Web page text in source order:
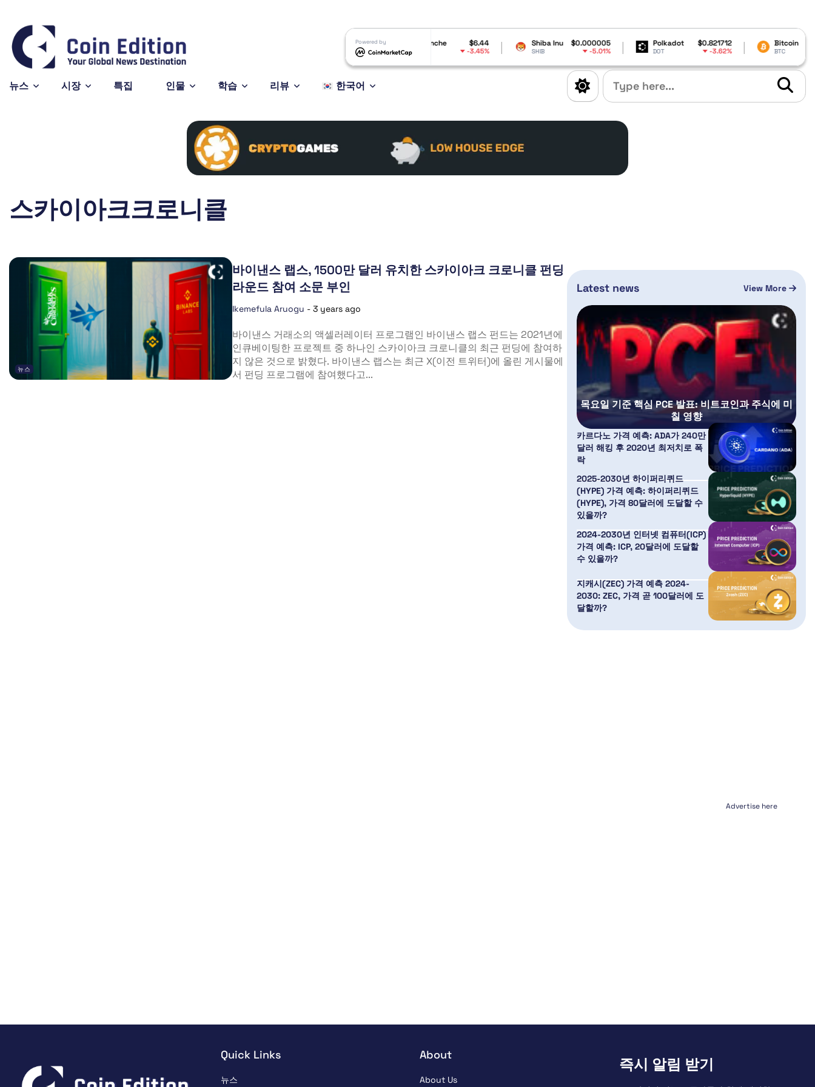
Powered by
BNB $590.64
BNB -1.61%
Cardano $0.205530
ADA
Avalanche $6.44
AVAX -3.45%
Shiba Inu $0.000005
SHIB -5.01%
Polkadot $0.821712
-3.62%
Bitcoin
BTC
뉴스 시장 특집 인물 학습 리뷰 한국어
스카이아크크로니클
뉴스
바이낸스 랩스, 1500만 달러 유치한 스카이아크 크로니클 펀딩
라운드 참여 소문 부인
Ikemefula Aruogu - 3 years ago
바이낸스 거래소의 액셀러레이터 프로그램인 바이낸스 랩스 펀드는 2021년에
인큐베이팅한 프로젝트 중 하나인 스카이아크 크로니클의 최근 펀딩에 참여하
지 않은 것으로 밝혔다. 바이낸스 랩스는 최근 X(이전 트위터)에 올린 게시물에
서 펀딩 프로그램에 참여했다고...
Latest news View More
목요일 기준 핵심 PCE 발표: 비트코인과 주식에 미
칠 영향
카르다노 가격 예측: ADA가 240만
달러 해킹 후 2020년 최저치로 폭
락
2025-2030년 하이퍼리퀴드
(HYPE) 가격 예측: 하이퍼리퀴드
(HYPE), 가격 80달러에 도달할 수
있을까?
2024-2030년 인터넷 컴퓨터(ICP)
가격 예측: ICP, 20달러에 도달할
수 있을까?
지캐시(ZEC) 가격 예측 2024-
2030: ZEC, 가격 곧 100달러에 도
달할까?
Advertise here
Quick Links
뉴스
About
About Us
즉시 알림 받기